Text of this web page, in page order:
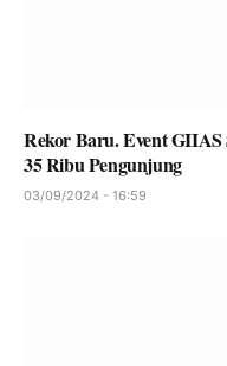
Rekor Baru. Event GIIAS
35 Ribu Pengunjung
03/09/2024 - 16:59